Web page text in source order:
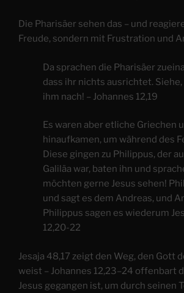
Die Pharisäer sehen das – und
Freude, sondern mit Frustration und
Da sprachen die Pharisäer
dass ihr nichts ausrichtet.
ihm nach! – Johannes 12,19
Es waren aber etliche Griechen
hinaufkamen, um während des
Diese gingen zu Philippus, der
Galiläa war, baten ihn und
möchten gerne Jesus sehen!
und sagt es dem Andreas, und
Philippus sagen es wiederum
12,20-22
Jesaja 48,17 zeigt den Weg, den Gott
weist – Johannes 12,23–24 offenbart
Jesus gegangen ist, um durch seinen